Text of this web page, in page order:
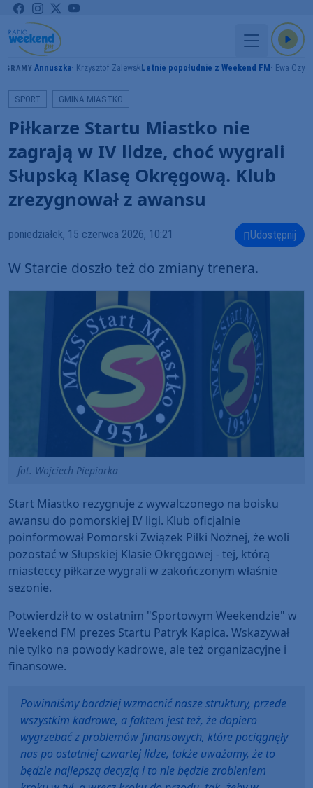
GRAMY Annuszka Krzysztof ZalewskiLetnie popołudnie z Weekend FM Ewa Czyż
SPORT GMINA MIASTKO
Piłkarze Startu Miastko nie
zagrają w IV lidze, choć wygrali
Słupską Klasę Okręgową. Klub
zrezygnował z awansu
poniedziałek, 15 czerwca 2026, 10:21 Udostępnij
W Starcie doszło też do zmiany trenera.
fot. Wojciech Piepiorka
Start Miastko rezygnuje z wywalczonego na boisku
awansu do pomorskiej IV ligi. Klub oficjalnie
poinformował Pomorski Związek Piłki Nożnej, że woli
pozostać w Słupskiej Klasie Okręgowej - tej, którą
miasteccy piłkarze wygrali w zakończonym właśnie
sezonie.
Potwierdził to w ostatnim "Sportowym Weekendzie" w
Weekend FM prezes Startu Patryk Kapica. Wskazywał
nie tylko na powody kadrowe, ale też organizacyjne i
finansowe.
Powinniśmy bardziej wzmocnić nasze struktury, przede
wszystkim kadrowe, a faktem jest też, że dopiero
wygrzebać z problemów finansowych, które pociągnęły
nas po ostatniej czwartej lidze, także uważamy, że to
będzie najlepszą decyzją i to nie będzie zrobieniem